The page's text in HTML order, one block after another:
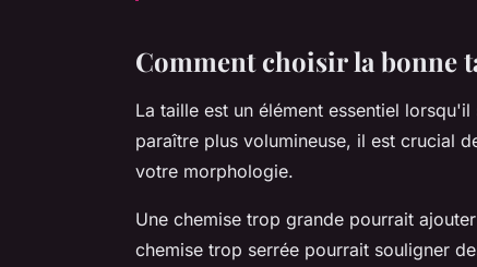
Comment choisir la bonne
La taille est un élément essentiel
paraître plus volumineuse, il est crucial
votre morphologie.
Une chemise trop grande pourrait
chemise trop serrée pourrait souligner